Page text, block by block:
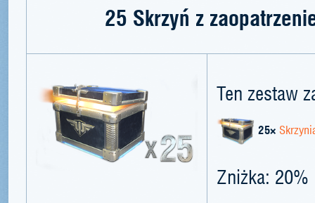
25 Skrzyń z
Ten zestaw
25×
Zniżka: 20%